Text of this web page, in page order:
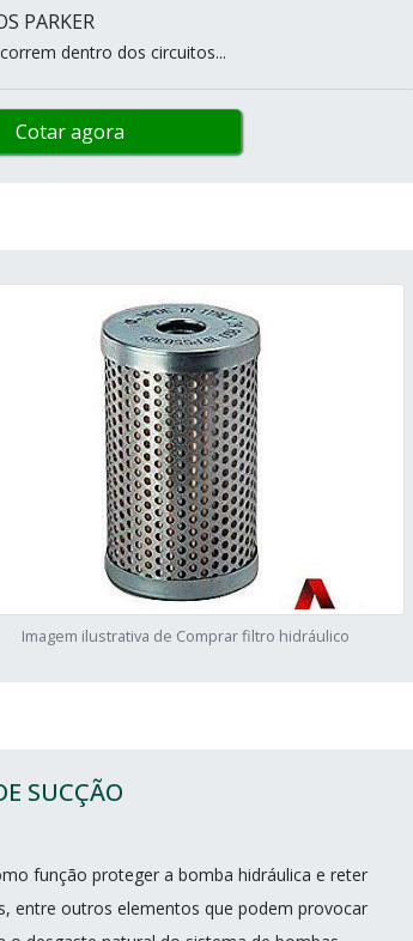
PARKER
dentro dos circuitos...
Cotar agora
Imagem ilustrativa de Comprar filtro hidráulico
SUCÇÃO
função proteger a bomba hidráulica e reter
entre outros elementos que podem provocar